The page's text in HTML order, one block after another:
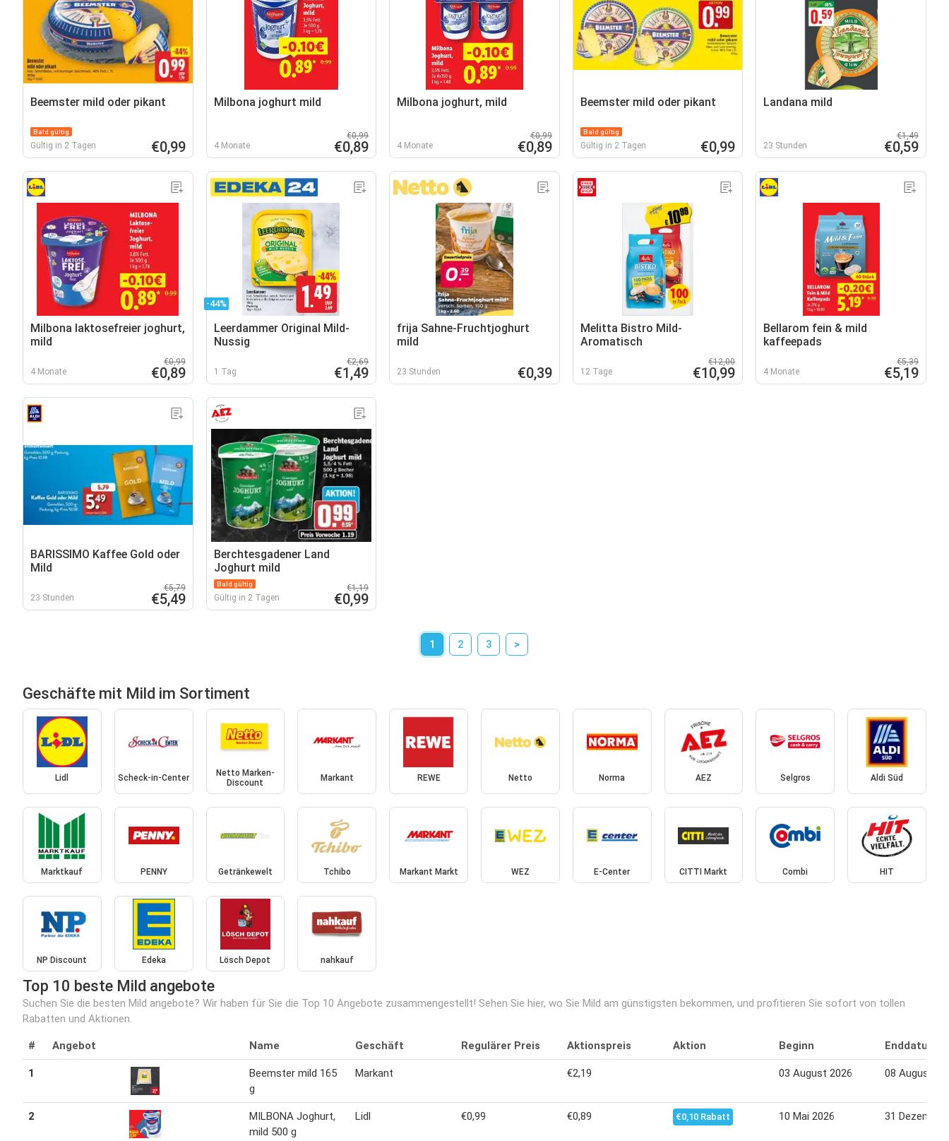
Beemster mild oder pikant
Bald gültig
Gültig in 2 Tagen €0,99
Milbona joghurt mild
4 Monate
€0,99
€0,89
Milbona joghurt, mild
4 Monate
€0,99
€0,89
Beemster mild oder pikant
Bald gültig
Gültig in 2 Tagen €0,99
Landana mild
23 Stunden
€1,49
€0,59
Milbona laktosefreier joghurt,
mild
4 Monate
€0,99
€0,89
-44%
Leerdammer Original Mild-
Nussig
1 Tag
€2,69
€1,49
frija Sahne-Fruchtjoghurt
mild
23 Stunden €0,39
Melitta Bistro Mild-
Aromatisch
12 Tage
€12,00
€10,99
Bellarom fein & mild
kaffeepads
4 Monate
€5,39
€5,19
BARISSIMO Kaffee Gold oder
Mild
23 Stunden
€5,79
€5,49
Berchtesgadener Land
Joghurt mild
Bald gültig
Gültig in 2 Tagen
€1,19
€0,99
1 2 3 >
Geschäfte mit Mild im Sortiment
Lidl Scheck-in-Center
Netto Marken-
Discount
Markant REWE Netto Norma AEZ Selgros Aldi Süd
Marktkauf PENNY Getränkewelt Tchibo Markant Markt WEZ E-Center CITTI Markt Combi HIT
NP Discount Edeka Lösch Depot nahkauf
Top 10 beste Mild angebote
Suchen Sie die besten Mild angebote? Wir haben für Sie die Top 10 Angebote zusammengestellt! Sehen Sie hier, wo Sie Mild am günstigsten bekommen, und profitieren Sie sofort von tollen
Rabatten und Aktionen.
# Angebot Name Geschäft Regulärer Preis Aktionspreis Aktion Beginn Enddatum
1
Beemster mild 165
g
Markant €2,19 03 August 2026 08 August
2
MILBONA Joghurt,
mild 500 g
Lidl €0,99 €0,89 €0,10 Rabatt 10 Mai 2026 31 Dezember